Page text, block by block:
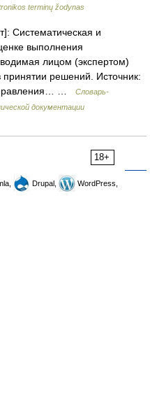
terminų žodynas
Систематическая и
выполнения
лицом (экспертом)
решений. Источник:
…
Словарь-
документации
18+
Drupal,
WordPress,